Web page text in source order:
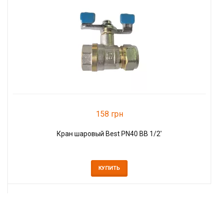
158 грн
Кран шаровый Best PN40 ВВ 1/2'
КУПИТЬ